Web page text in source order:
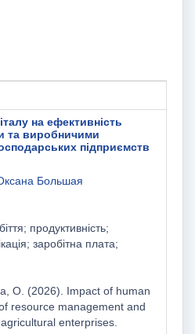
на ефективність
та виробничими
підприємств
Большая
продуктивність;
заробітна плата;
O. (2026). Impact of human
resource management and
enterprises.